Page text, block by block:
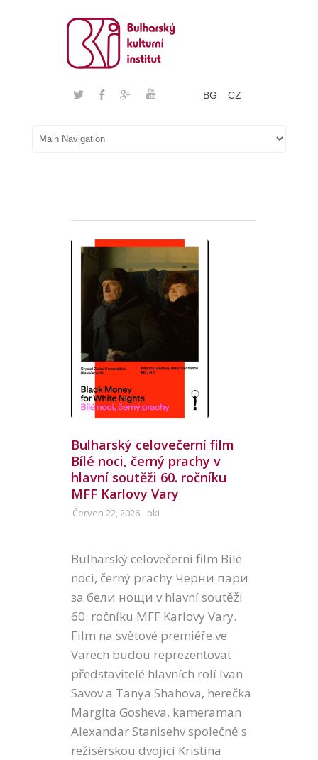
BG CZ
Bulharský celovečerní film
Bílé noci, černý prachy v
hlavní soutěži 60. ročníku
MFF Karlovy Vary
Červen 22, 2026 bki
Bulharský celovečerní film Bílé
noci, černý prachy Черни пари
за бели нощи v hlavní soutěži
60. ročníku MFF Karlovy Vary.
Film na světové premiéře ve
Varech budou reprezentovat
představitelé hlavních rolí Ivan
Savov a Tanya Shahova, herečka
Margita Gosheva, kameraman
Alexandar Stanisehv společně s
režisérskou dvojicí Kristina